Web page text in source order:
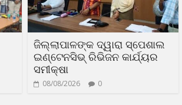
ଜିଲ୍ଲାପାଳଙ୍କ ଦ୍ୱାରା ସ୍ପେଶାଲ
ଇଣ୍ଟେନସିଭ୍ ରିଭିଜନ କାର୍ଯ୍ୟର
ସମୀକ୍ଷା
08/08/2026 0